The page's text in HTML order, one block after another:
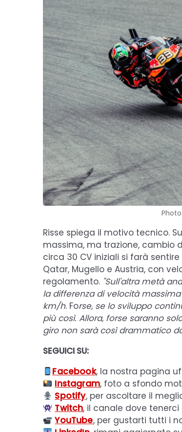
Risse spiega il motivo tecnico.
massima, ma trazione, cambio
circa 30 CV iniziali si farà
Qatar, Mugello e Austria, con
regolamento. "Sull'altra metà
la differenza di velocità
km/h. Forse, se lo sviluppo
più così. Allora, forse saranno
giro non sarà così drammatico
SEGUICI SU:
Facebook, la nostra pagina
Instagram, foto a sfondo
Spotify, per ascoltare il
Twitch, il canale dove
YouTube, per gustarti tutti i